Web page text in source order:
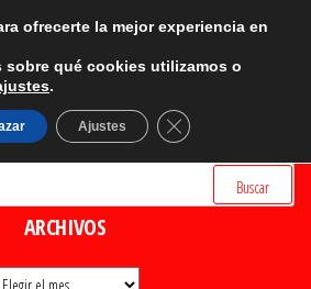
CATEGORÍAS
BUSCADOR
ARCHIVOS
Archivos
ofrecerte la mejor experiencia en
sobre qué cookies utilizamos o
.
Ajustes Cerrar el banner